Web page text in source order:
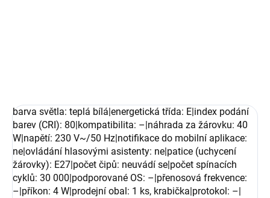
barva světla: teplá bílá|energetická třída: E|index podání
barev (CRI): 80|kompatibilita: –|náhrada za žárovku: 40
W|napětí: 230 V~/50 Hz|notifikace do mobilní aplikace:
ne|ovládání hlasovými asistenty: ne|patice (uchycení
žárovky): E27|počet čipů: neuvádí se|počet spínacích
cyklů: 30 000|podporované OS: –|přenosová frekvence:
–|příkon: 4 W|prodejní obal: 1 ks, krabička|protokol: –|